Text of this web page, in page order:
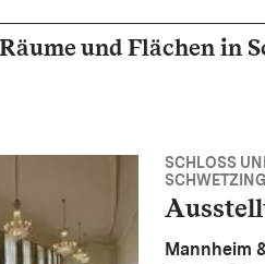
und Flächen in
SCHLOSS
Mannheim